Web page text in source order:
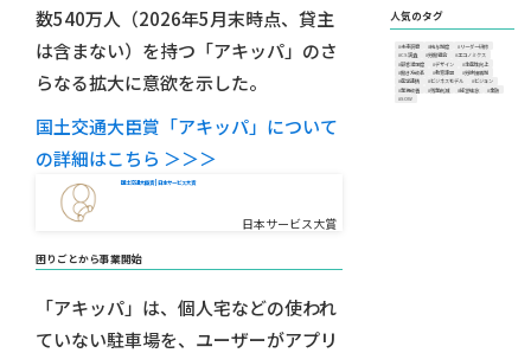
数540万人（2026年5月末時点、貸主
は含まない）を持つ「アキッパ」のさ
らなる拡大に意欲を示した。
国土交通大臣賞「アキッパ」について
の詳細はこちら ＞＞＞
国土交通大臣賞 | 日本サービス大賞
日本サービス大賞
困りごとから事業開始
「アキッパ」は、個人宅などの使われ
ていない駐車場を、ユーザーがアプリ
人気のタグ
#未来洞察 #給与制度
#リーダー研修
#CS調査
#労働組合
#エコノミクス
#顧客満足度
#デザイン
#生産性向上
#働き方改革
#教育課題
#労使協議制
#産学連携
#ビジネスモデル
#ビジョン
#業務改善
#残業削減 #経営理念
#金融
#SOW